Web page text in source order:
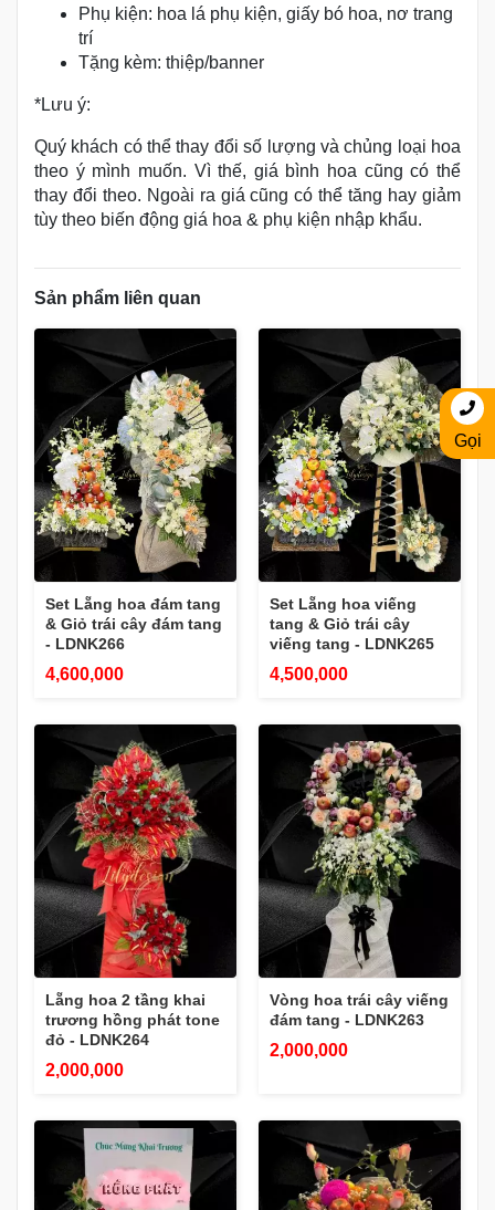
Phụ kiện: hoa lá phụ kiện, giấy bó hoa, nơ trang
trí
Tặng kèm: thiệp/banner
*Lưu ý:
Quý khách có thể thay đổi số lượng và chủng loại hoa
theo ý mình muốn. Vì thế, giá bình hoa cũng có thể
thay đổi theo. Ngoài ra giá cũng có thể tăng hay giảm
tùy theo biến động giá hoa & phụ kiện nhập khẩu.
Sản phẩm liên quan
Set Lẵng hoa đám tang
& Giỏ trái cây đám tang
- LDNK266
4,600,000
Set Lẵng hoa viếng
tang & Giỏ trái cây
viếng tang - LDNK265
4,500,000
Lẵng hoa 2 tầng khai
trương hồng phát tone
đỏ - LDNK264
2,000,000
Vòng hoa trái cây viếng
đám tang - LDNK263
2,000,000
Gọi